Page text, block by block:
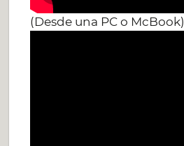
(Desde una PC o McBook)